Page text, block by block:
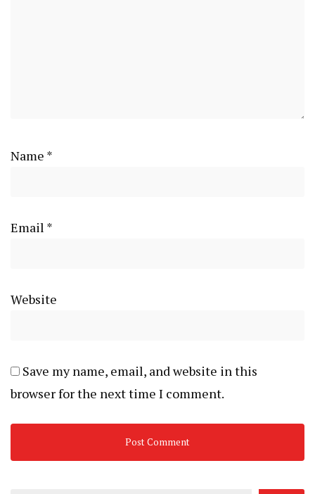
Name *
Email *
Website
Save my name, email, and website in this
browser for the next time I comment.